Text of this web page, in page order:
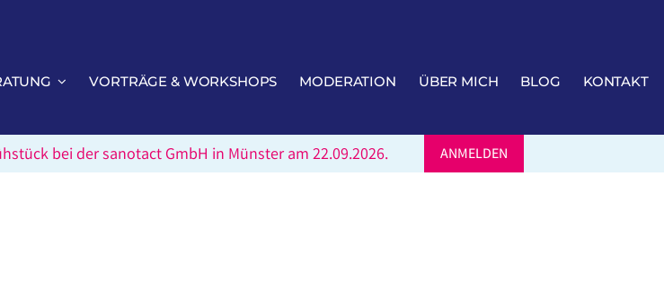
VORTRÄGE & WORKSHOPS MODERATION ÜBER MICH BLOG KONTAKT
bei der sanotact GmbH in Münster am 22.09.2026. ANMELDEN